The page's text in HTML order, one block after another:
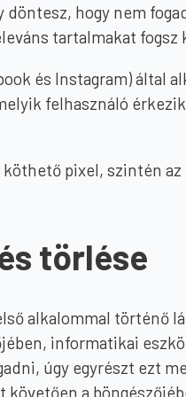
döntesz, hogy nem
tartalmakat
és Instagram) által
felhasználó
pixel, szintén
törlése
alkalommal történő
informatikai
úgy egyrészt ezt
követően a